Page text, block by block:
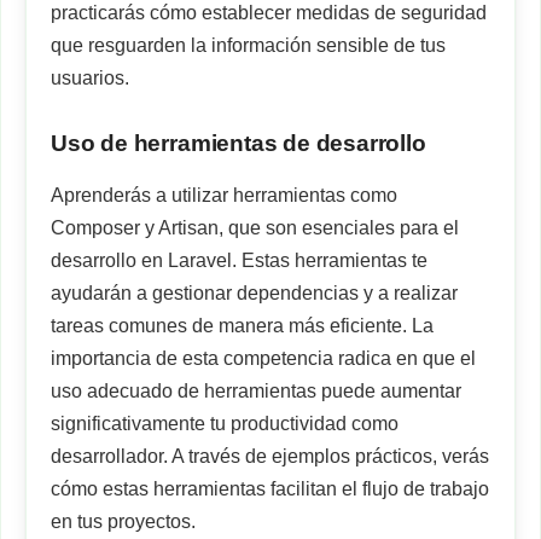
practicarás cómo establecer medidas de seguridad
que resguarden la información sensible de tus
usuarios.
Uso de herramientas de desarrollo
Aprenderás a utilizar herramientas como
Composer y Artisan, que son esenciales para el
desarrollo en Laravel. Estas herramientas te
ayudarán a gestionar dependencias y a realizar
tareas comunes de manera más eficiente. La
importancia de esta competencia radica en que el
uso adecuado de herramientas puede aumentar
significativamente tu productividad como
desarrollador. A través de ejemplos prácticos, verás
cómo estas herramientas facilitan el flujo de trabajo
en tus proyectos.